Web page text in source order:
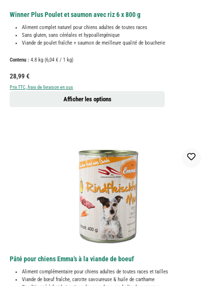
Winner Plus Poulet et saumon avec riz 6 x 800 g
Aliment complet naturel pour chiens adultes de toutes races
Sans gluten, sans céréales et hypoallergénique
Viande de poulet fraîche + saumon de meilleure qualité de boucherie
Contenu : 4.8 kg (6,04 € / 1 kg)
Prix régulier :
28,99 €
Prix TTC, frais de livraison en sus
Afficher les options
Pâté pour chiens Emma's à la viande de boeuf
Aliment complémentaire pour chiens adultes de toutes races et tailles
Viande de bœuf fraîche, carotte savoureuse & huile de carthame